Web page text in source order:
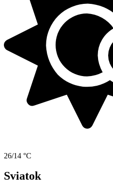
26/14 °C
Sviatok